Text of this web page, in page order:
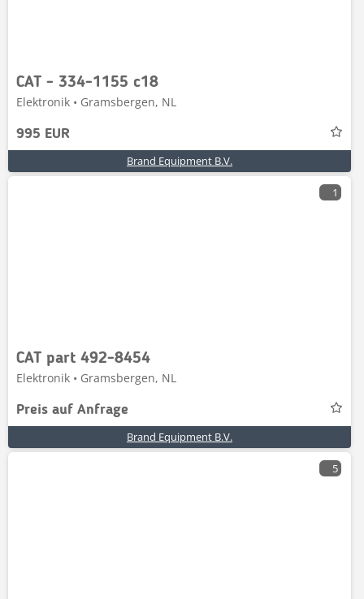
CAT - 334-1155 c18
Elektronik • Gramsbergen, NL
995 EUR
Brand Equipment B.V.
1
CAT part 492-8454
Elektronik • Gramsbergen, NL
Preis auf Anfrage
Brand Equipment B.V.
5